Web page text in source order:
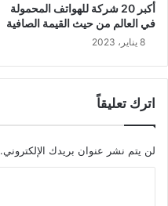
أكبر 20 شركة للهواتف المحمولة
في العالم من حيث القيمة الصافية
8 يناير، 2023
اترك تعليقاً
لن يتم نشر عنوان بريدك الإلكتروني.